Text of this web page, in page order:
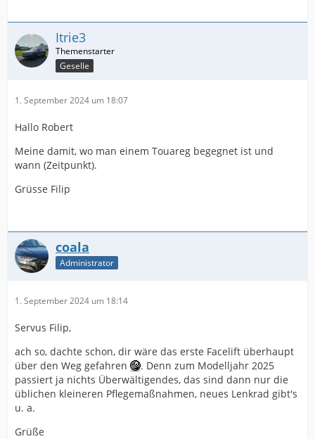
Itrie3
Geselle
1. September 2024 um 18:07
Hallo Robert
Meine damit, wo man einem Touareg begegnet ist und
wann (Zeitpunkt).
Grüsse Filip
coala
Administrator
1. September 2024 um 18:14
Servus Filip,
ach so, dachte schon, dir wäre das erste Facelift überhaupt
über den Weg gefahren
. Denn zum Modelljahr 2025
passiert ja nichts Überwältigendes, das sind dann nur die
üblichen kleineren Pflegemaßnahmen, neues Lenkrad gibt's
u. a.
Grüße